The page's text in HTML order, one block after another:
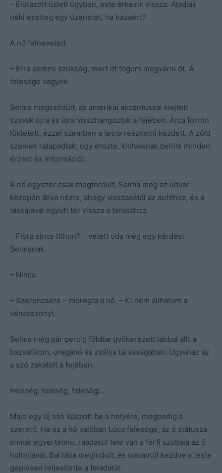
– Elutazott üzleti ügyben, este érkezik vissza. Átadjak
neki esetleg egy üzenetet, ha hazaért?
A nő felnevetett.
– Erre semmi szükség, mert itt fogom megvárni őt. A
felesége vagyok.
Selma megszédült, az amerikai akcentussal kiejtett
szavak újra és újra visszhangoztak a fejében. Arca forrón
lüktetett, ezzel szemben a teste reszketni kezdett. A zöld
szemek rátapadtak, úgy érezte, kiolvasnak belőle minden
érzést és információt.
A nő egyszer csak megfordult, Selma meg az udvar
közepén állva nézte, ahogy visszasétál az autóhoz, és a
táskájával együtt tér vissza a teraszhoz.
– Flora sincs itthon? – vetett oda még egy kérdést
Selmának.
– Nincs.
– Szerencsére – morogta a nő. – Ki nem állhatom a
vénasszonyt.
Selma még pár percig földbe gyökerezett lábbal állt a
bazsalikom, oregánó és zsálya társaságában. Ugyanaz az
a szó zakatolt a fejében:
Feleség, feleség, feleség…
Majd egy új szó kúszott be a helyére, mégpedig a
szerető. Ha ez a nő valóban Luca felesége, az ő státusza
immár egyértelmű, ráadásul tele van a férfi szobája az ő
holmijával. Bal lába megindult, és onnantól kezdve a teste
gépiesen teljesítette a feladatát.